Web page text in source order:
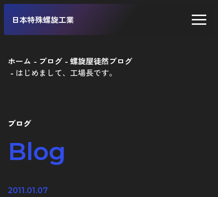
日本特殊螺旋工業
自転車
工業製品
ホーム ブログ
螺旋屋徒然ブログ
はじめまして、工場長です。
ブログ
Blog
2011.01.07